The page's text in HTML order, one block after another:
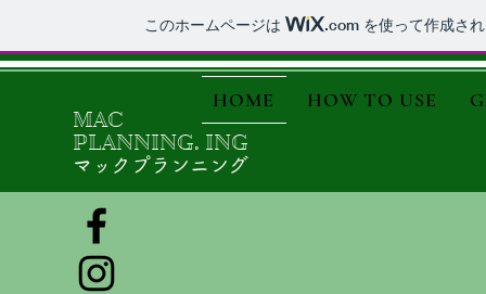
このホームページは .com を使って作成さ
MAC
PLANNING. ING
マックプランニング
HOME HOW TO USE